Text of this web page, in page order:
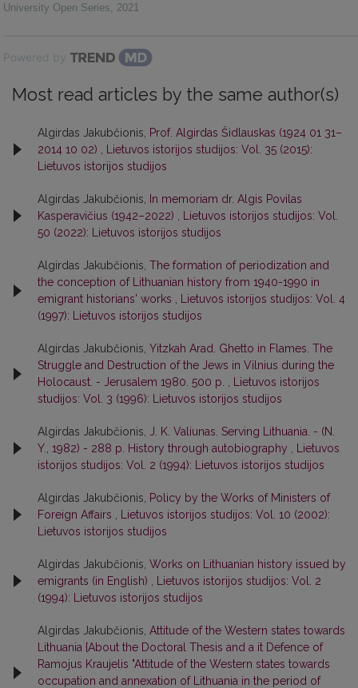
University Open Series
2021
Powered by
Most read articles by the same author(s)
Algirdas Jakubčionis, Prof. Algirdas Šidlauskas (1924 01 31–
2014 10 02)
Lietuvos istorijos studijos: Vol. 35 (2015):
Lietuvos istorijos studijos
Algirdas Jakubčionis, In memoriam dr. Algis Povilas
Kasperavičius (1942–2022)
Lietuvos istorijos studijos: Vol.
50 (2022): Lietuvos istorijos studijos
Algirdas Jakubčionis, The formation of periodization and
the conception of Lithuanian history from 1940-1990 in
emigrant historians' works
Lietuvos istorijos studijos: Vol. 4
(1997): Lietuvos istorijos studijos
Algirdas Jakubčionis, Yitzkah Arad. Ghetto in Flames. The
Struggle and Destruction of the Jews in Vilnius during the
Holocaust. - Jerusalem 1980. 500 p.
Lietuvos istorijos
studijos: Vol. 3 (1996): Lietuvos istorijos studijos
Algirdas Jakubčionis,
J. K. Valiunas. Serving Lithuania. - (N.
Y., 1982) - 288 p. History through autobiography
Lietuvos
istorijos studijos: Vol. 2 (1994): Lietuvos istorijos studijos
Algirdas Jakubčionis, Policy by the Works of Ministers of
Foreign Affairs
Lietuvos istorijos studijos: Vol. 10 (2002):
Lietuvos istorijos studijos
Algirdas Jakubčionis, Works on Lithuanian history issued by
emigrants (in English)
Lietuvos istorijos studijos: Vol. 2
(1994): Lietuvos istorijos studijos
Algirdas Jakubčionis, Attitude of the Western states towards
Lithuania {About the Doctoral Thesis and a it Defence of
Ramojus Kraujelis "Attitude of the Western states towards
occupation and annexation of Lithuania in the period of